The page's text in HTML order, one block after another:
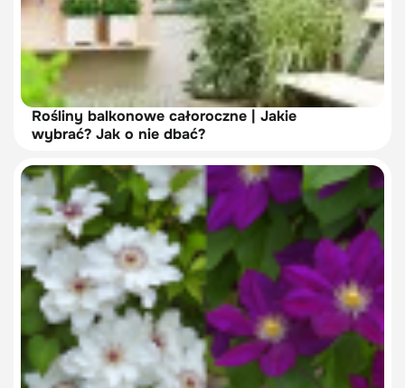
Rośliny balkonowe całoroczne | Jakie
wybrać? Jak o nie dbać?